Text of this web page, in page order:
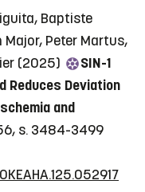
Baptiste
Peter Martus,
(2025)
SIN-1
Reduces Deviation
and
s. 3484-3499